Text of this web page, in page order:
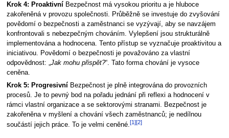
Krok 4: Proaktivní Bezpečnost má vysokou prioritu a je hluboce
zakořeněná v provozu společnosti. Průběžně se investuje do zvyšování
povědomí o bezpečnosti a zaměstnanci se vyzývají, aby se navzájem
konfrontovali s nebezpečným chováním. Vylepšení jsou strukturálně
implementována a hodnocena. Tento přístup se vyznačuje proaktivitou a
iniciativou. Povědomí o bezpečnosti je považováno za vlastní
odpovědnost: „Jak mohu přispět?“. Tato forma chování je vysoce
ceněna.
Krok 5: Progresivní Bezpečnost je plně integrována do provozních
procesů. Je to pevný bod na pořadu jednání při reflexi a hodnocení v
rámci vlastní organizace a se sektorovými stranami. Bezpečnost je
zakořeněna v myšlení a chování všech zaměstnanců; je nedílnou
součástí jejich práce. To je velmi ceněné.[1][2]